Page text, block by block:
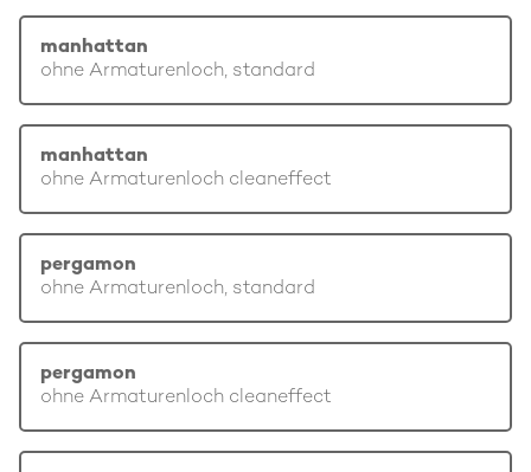
manhattan
ohne Armaturenloch, standard
manhattan
ohne Armaturenloch cleaneffect
pergamon
ohne Armaturenloch, standard
pergamon
ohne Armaturenloch cleaneffect